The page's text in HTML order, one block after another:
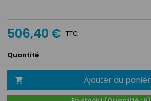
506,40 € TTC
Quantité
 Ajouter au panier